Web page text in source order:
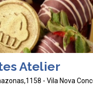
Atelier
- Vila Nova